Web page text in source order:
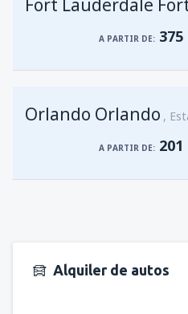
A PARTIR DE: 375
Orlando Orlando
A PARTIR DE: 201
Alquiler de autos